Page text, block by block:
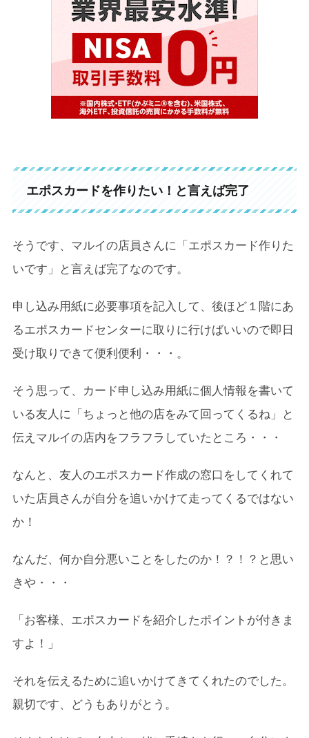
エポスカードを作りたい！と言えば完了
そうです、マルイの店員さんに「エポスカード作りた
いです」と言えば完了なのです。
申し込み用紙に必要事項を記入して、後ほど１階にあ
るエポスカードセンターに取りに行けばいいので即日
受け取りできて便利便利・・・。
そう思って、カード申し込み用紙に個人情報を書いて
いる友人に「ちょっと他の店をみて回ってくるね」と
伝えマルイの店内をフラフラしていたところ・・・
なんと、友人のエポスカード作成の窓口をしてくれて
いた店員さんが自分を追いかけて走ってくるではない
か！
なんだ、何か自分悪いことをしたのか！？！？と思い
きや・・・
「お客様、エポスカードを紹介したポイントが付きま
すよ！」
それを伝えるために追いかけてきてくれたのでした。
親切です、どうもありがとう。